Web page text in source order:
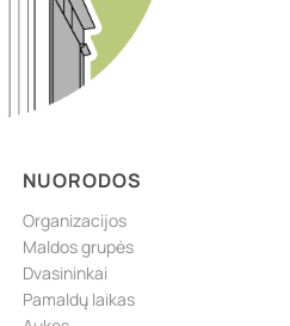
NUORODOS
Organizacijos
Maldos grupės
Dvasininkai
Pamaldų laikas